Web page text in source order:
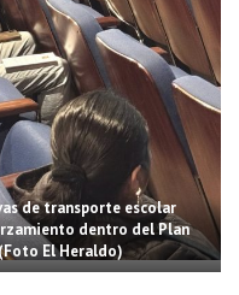
de transporte escolar
dentro del Plan
(Foto El Heraldo)